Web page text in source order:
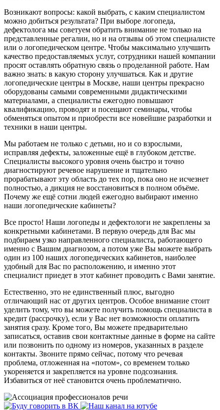
Возникают вопросы: какой выбрать, с каким специалистом
можно добиться результата? При выборе логопеда,
дефектолога мы советуем обратить внимание не только на
представленные регалии, но и на отзывы об этом специалисте
или о логопедическом центре. Чтобы максимально улучшить
качество предоставляемых услуг, сотрудники нашей компании
просят оставлять обратную связь о проделанной работе. Нам
важно знать: в какую сторону улучшаться. Как и другие
логопедические центры в Москве, наши центры прекрасно
оборудованы самыми современными дидактическими
материалами, а специалисты ежегодно повышают
квалификацию, проводят и посещают семинары, чтобы
обменяться опытом и приобрести все новейшие разработки и
техники в наши центры.
Мы работаем не только с детьми, но и со взрослыми,
исправляя дефекты, заложенные ещё в глубоком детстве.
Специалисты высокого уровня очень быстро и точно
диагностируют речевое нарушение и тщательно
прорабатывают эту область до тех пор, пока оно не исчезнет
полностью, а дикция не восстановиться в полном объёме.
Почему же ещё сотни людей ежегодно выбирают именно
наши логопедические кабинеты?
Все просто! Наши логопеды и дефектологи не закреплены за
конкретными кабинетами. В первую очередь для Вас мы
подбираем узко направленного специалиста, работающего
именно с Вашим диагнозом, а потом уже Вы можете выбрать
один из 100 наших логопедических кабинетов, наиболее
удобный для Вас по расположению, и именно этот
специалист приедет в этот кабинет проводить с Вами занятие.
Естественно, это не единственный плюс, выгодно
отличающий нас от других центров. Особое внимание стоит
уделить тому, что вы можете получить помощь специалиста в
кредит (рассрочку), если у Вас нет возможности оплатить
занятия сразу. Кроме того, Вы можете предварительно
записаться, оставив свои контактные данные в форме на сайте
или позвонить по одному из номеров, указанных в разделе
контакты. Звоните прямо сейчас, потому что речевая
проблема, отложенная на «потом», со временем только
укореняется и закрепляется на уровне подсознания.
Избавиться от неё становится очень проблематично.